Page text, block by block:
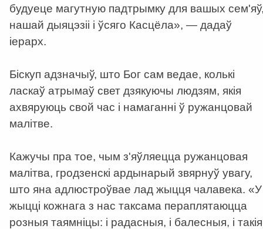
будуеце магутную падтрымку для вашых
нашай дыяцэзіі і ўсяго Касцёла», — дадаў
іерарх.
Біскуп адзначыў, што Бог сам ведае, колькі
ласкаў атрымаў свет дзякуючы людзям, якія
ахвяруюць свой час і намаганні ў ружанцовай
малітве.
Кажучы пра тое, чым з'яўляецца ружанцовая
малітва, гродзенскі ардынарый звярнуў увагу,
што яна адлюстроўвае лад жыцця чалавека. «У
жыцці кожнага з нас таксама пераплятаюцца
рoзныя таямніцы: і радасныя, і балесныя, і